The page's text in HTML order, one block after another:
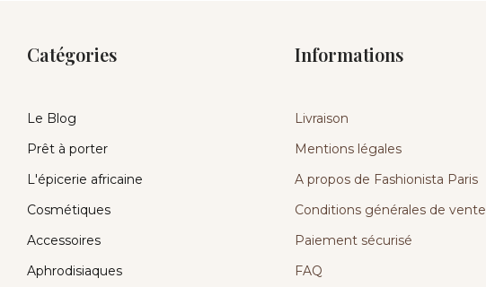
Catégories
Le Blog
Prêt à porter
L'épicerie africaine
Cosmétiques
Accessoires
Aphrodisiaques
Informations
Livraison
Mentions légales
A propos de Fashionista Paris
Conditions générales de vente
Paiement sécurisé
FAQ